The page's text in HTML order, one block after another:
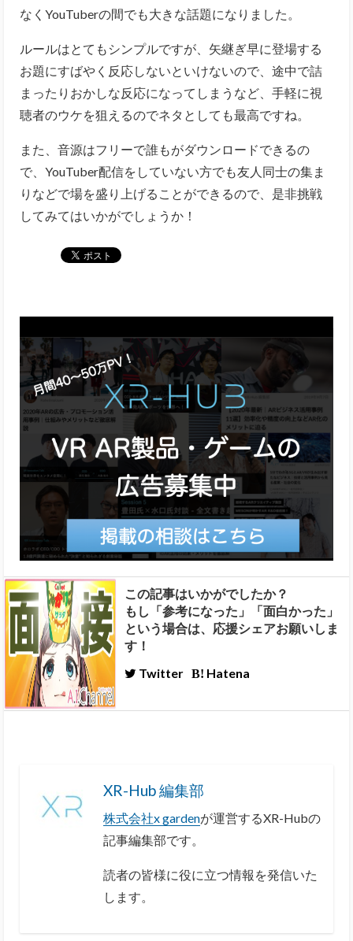
なくYouTuberの間でも大きな話題になりました。
ルールはとてもシンプルですが、矢継ぎ早に登場する
お題にすばやく反応しないといけないので、途中で詰
まったりおかしな反応になってしまうなど、手軽に視
聴者のウケを狙えるのでネタとしても最高ですね。
また、音源はフリーで誰もがダウンロードできるの
で、YouTuber配信をしていない方でも友人同士の集ま
りなどで場を盛り上げることができるので、是非挑戦
してみてはいかがでしょうか！
この記事はいかがでしたか？
もし「参考になった」「面白かった」
という場合は、応援シェアお願いしま
す！
Twitter
Hatena
XR-Hub 編集部
株式会社x gardenが運営するXR-Hubの
記事編集部です。
読者の皆様に役に立つ情報を発信いた
します。